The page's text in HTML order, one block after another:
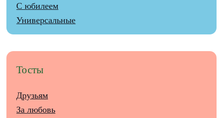
С юбилеем
Универсальные
Тосты
Друзьям
За любовь